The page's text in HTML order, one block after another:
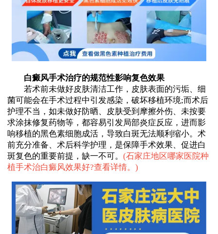
白癜风手术治疗的规范性影响复色效果
若术前未做好皮肤清洁工作，皮肤表面的污垢、细
菌可能会在手术过程中引发感染，破坏移植环境;而术后
护理不当，如未做好防晒、皮肤受到摩擦外伤、未按要
求涂抹修复药物等，都容易引发局部炎症反应，进而影
响移植的黑色素细胞成活，导致白斑无法顺利缩小。术
前充分准备、术后科学护理，是保障手术效果、促进白
斑复色的重要前提，缺一不可。 (石家庄地区哪家医院种
植手术治白癜风效果好?查看详情。 )